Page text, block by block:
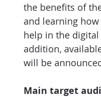
the benefits of
and learning
help in the
addition,
will be
Main target